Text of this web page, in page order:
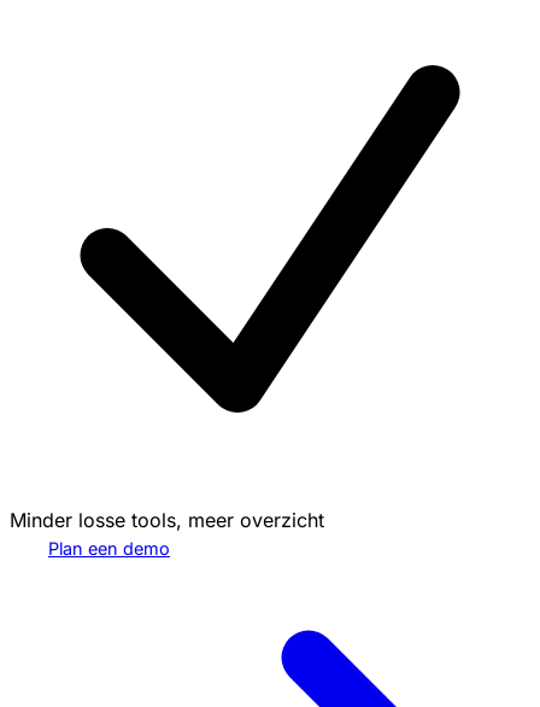
Minder losse tools, meer overzicht
Plan een demo